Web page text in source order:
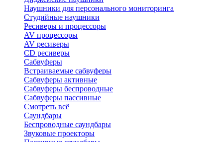
Наушники для персонального мониторинга
Студийные наушники
Ресиверы и процессоры
AV процессоры
AV ресиверы
CD ресиверы
Сабвуферы
Встраиваемые сабвуферы
Сабвуферы активные
Сабвуферы беспроводные
Сабвуферы пассивные
Смотреть всё
Саундбары
Беспроводные саундбары
Звуковые проекторы